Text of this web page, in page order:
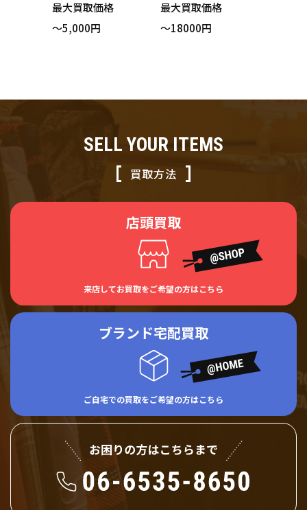
ique Short ピケシ
ョーツ ショートパ
最大買取価格
～5,000円
gy Jean バギージー
ンズ デニムパンツ
最大買取価格
～18000円
SELL YOUR ITEMS
買取方法
店頭買取
来店してお買取をご希望の方はこちら
ブランド宅配買取
ご自宅での買取をご希望の方はこちら